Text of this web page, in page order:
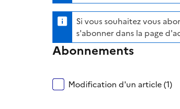
Si vous souhaitez vous
s'abonner dans la page
Abonnements
Modification d'un article (1)